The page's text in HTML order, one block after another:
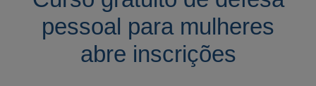
pessoal para mulheres
abre inscrições